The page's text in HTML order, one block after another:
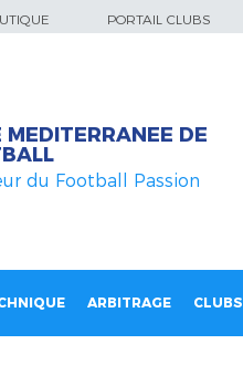
PORTAIL CLUBS
MEDITERRANEE DE
du Football Passion
ARBITRAGE CLUBS